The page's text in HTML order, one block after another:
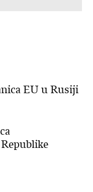
EU u Rusiji